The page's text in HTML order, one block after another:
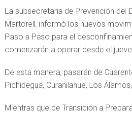
La subsecretaria de Prevención del
Martorell, informó los nuevos
Paso a Paso para el
comenzarán a operar desde el
De esta manera, pasarán de
Pichidegua, Curanilahue, Los
Mientras que de Transición a